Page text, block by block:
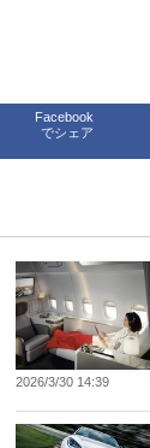
Facebook
でシェア
2026/3/30 14:39